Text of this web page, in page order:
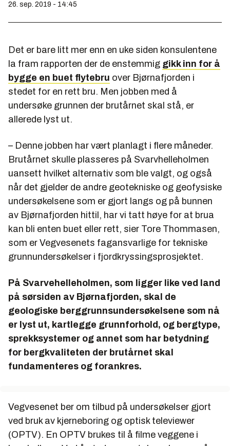
26. sep. 2019 - 14:45
Det er bare litt mer enn en uke siden konsulentene
la fram rapporten der de enstemmig gikk inn for å
bygge en buet flytebru over Bjørnafjorden i
stedet for en rett bru. Men jobben med å
undersøke grunnen der brutårnet skal stå, er
allerede lyst ut.
– Denne jobben har vært planlagt i flere måneder.
Brutårnet skulle plasseres på Svarvhelleholmen
uansett hvilket alternativ som ble valgt, og også
når det gjelder de andre geotekniske og geofysiske
undersøkelsene som er gjort langs og på bunnen
av Bjørnafjorden hittil, har vi tatt høye for at brua
kan bli enten buet eller rett, sier Tore Thommasen,
som er Vegvesenets fagansvarlige for tekniske
grunnundersøkelser i fjordkryssingsprosjektet.
På Svarvehelleholmen, som ligger like ved land
på sørsiden av Bjørnafjorden, skal de
geologiske berggrunnsundersøkelsene som nå
er lyst ut, kartlegge grunnforhold, og bergtype,
sprekksystemer og annet som har betydning
for bergkvaliteten der brutårnet skal
fundamenteres og forankres.
Vegvesenet ber om tilbud på undersøkelser gjort
ved bruk av kjerneboring og optisk televiewer
(OPTV). En OPTV brukes til å filme veggene i